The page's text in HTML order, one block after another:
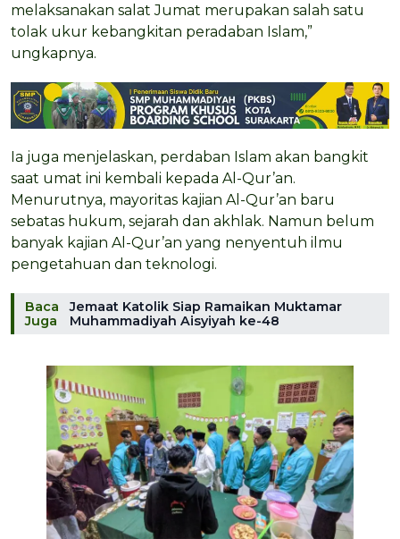
melaksanakan salat Jumat merupakan salah satu
tolak ukur kebangkitan peradaban Islam,”
ungkapnya.
Ia juga menjelaskan, perdaban Islam akan bangkit
saat umat ini kembali kepada Al-Qur’an.
Menurutnya, mayoritas kajian Al-Qur’an baru
sebatas hukum, sejarah dan akhlak. Namun belum
banyak kajian Al-Qur’an yang nenyentuh ilmu
pengetahuan dan teknologi.
Baca
Juga
Jemaat Katolik Siap Ramaikan Muktamar
Muhammadiyah Aisyiyah ke-48